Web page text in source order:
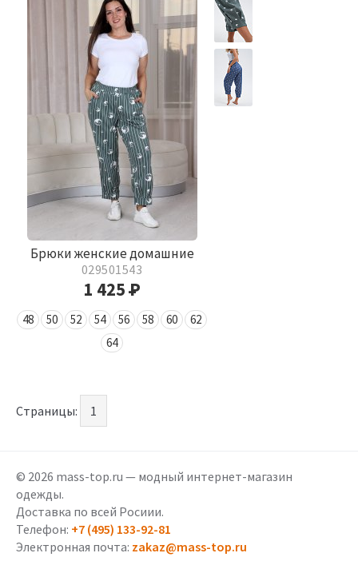
Брюки женские домашние
029501543
1 425Р
48 50 52 54 56 58 60
62
64
Страницы: 1
© 2026 mass-top.ru — модный интернет-магазин
одежды.
Доставка по всей Росиии.
Телефон: +7 (495) 133-92-81
Электронная почта: zakaz@mass-top.ru